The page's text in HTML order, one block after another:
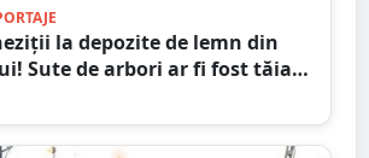
la depozite de lemn din
Sute de arbori ar fi fost tăiați
false